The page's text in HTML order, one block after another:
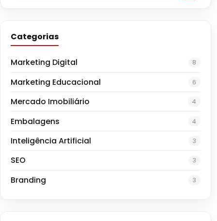
Categorias
Marketing Digital 8
Marketing Educacional 6
Mercado Imobiliário 4
Embalagens 4
Inteligência Artificial 3
SEO 3
Branding 3